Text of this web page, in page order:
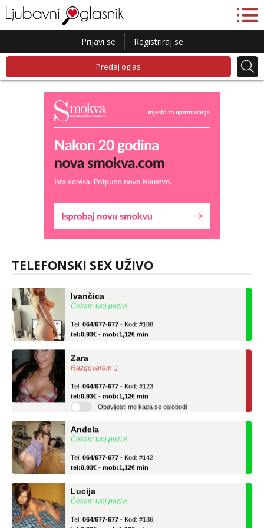
Prijavi se Registriraj se
Predaj oglas
TELEFONSKI SEX UŽIVO
tel:0,93€ - mob:1,12€ min
Čekam tvoj poziv!
tel:0,93€ - mob:1,12€ min
Razgovaram :)
tel:0,93€ - mob:1,12€ min
Obavijesti me kada se oslobodi
Čekam tvoj poziv!
tel:0,93€ - mob:1,12€ min
Čekam tvoj poziv!
tel:0,93€ - mob:1,12€ min